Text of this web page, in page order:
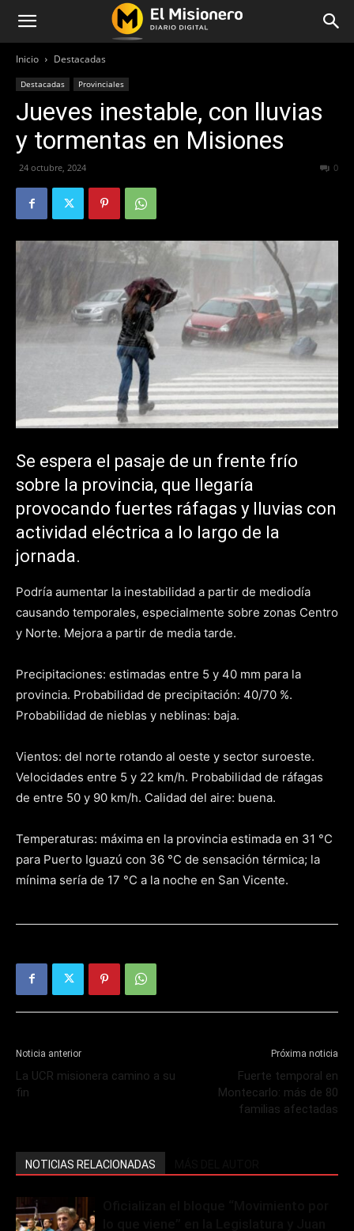
Inicio Destacadas
Destacadas Provinciales
Jueves inestable, con lluvias
y tormentas en Misiones
24 octubre, 2024 0
Se espera el pasaje de un frente frío
sobre la provincia, que llegaría
provocando fuertes ráfagas y lluvias con
actividad eléctrica a lo largo de la
jornada.
Podría aumentar la inestabilidad a partir de mediodía
causando temporales, especialmente sobre zonas Centro
y Norte. Mejora a partir de media tarde.
Precipitaciones: estimadas entre 5 y 40 mm para la
provincia. Probabilidad de precipitación: 40/70 %.
Probabilidad de nieblas y neblinas: baja.
Vientos: del norte rotando al oeste y sector suroeste.
Velocidades entre 5 y 22 km/h. Probabilidad de ráfagas
de entre 50 y 90 km/h. Calidad del aire: buena.
Temperaturas: máxima en la provincia estimada en 31 °C
para Puerto Iguazú con 36 °C de sensación térmica; la
mínima sería de 17 °C a la noche en San Vicente.
Noticia anterior
La UCR misionera camino a su
fin
Próxima noticia
Fuerte temporal en
Montecarlo: más de 80
familias afectadas
NOTICIAS RELACIONADAS